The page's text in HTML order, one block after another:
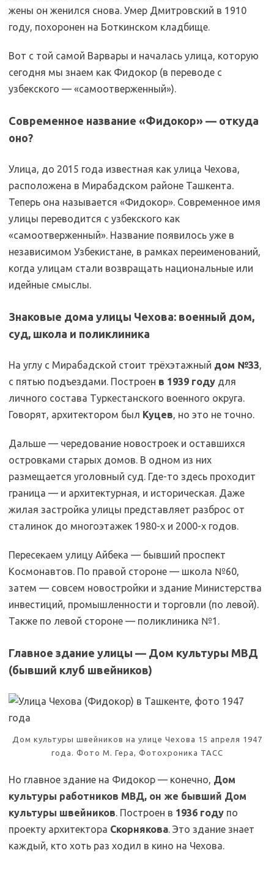
жены он женился снова. Умер Дмитровский в 1910
году, похоронен на Боткинском кладбище.
Вот с той самой Варвары и началась улица, которую
сегодня мы знаем как Фидокор (в переводе с
узбекского — «самоотверженный»).
Современное название «Фидокор» — откуда
оно?
Улица, до 2015 года известная как улица Чехова,
расположена в Мирабадском районе Ташкента.
Теперь она называется «Фидокор». Современное имя
улицы переводится с узбекского как
«самоотверженный». Название появилось уже в
независимом Узбекистане, в рамках переименований,
когда улицам стали возвращать национальные или
идейные смыслы.
Знаковые дома улицы Чехова: военный дом,
суд, школа и поликлиника
На углу с Мирабадской стоит трёхэтажный дом №33,
с пятью подъездами. Построен в 1939 году для
личного состава Туркестанского военного округа.
Говорят, архитектором был Куцев, но это не точно.
Дальше — чередование новостроек и оставшихся
островками старых домов. В одном из них
размещается уголовный суд. Где-то здесь проходит
граница — и архитектурная, и историческая. Даже
жилая застройка улицы представляет разброс от
сталинок до многоэтажек 1980-х и 2000-х годов.
Пересекаем улицу Айбека — бывший проспект
Космонавтов. По правой стороне — школа №60,
затем — совсем новостройки и здание Министерства
инвестиций, промышленности и торговли (по левой).
Также по левой стороне — поликлиника №1.
Главное здание улицы — Дом культуры МВД
(бывший клуб швейников)
Дом культуры швейников на улице Чехова 15 апреля 1947
года. Фото М. Гера, Фотохроника ТАСС
Но главное здание на Фидокор — конечно, Дом
культуры работников МВД, он же бывший Дом
культуры швейников. Построен в 1936 году по
проекту архитектора Скорнякова. Это здание знает
каждый, кто хоть раз ходил в кино на Чехова.